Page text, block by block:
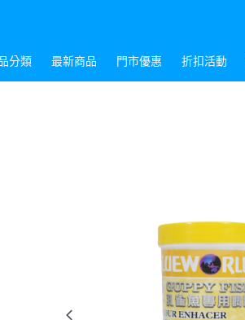
分類 最新商品 門市優惠 折扣活動